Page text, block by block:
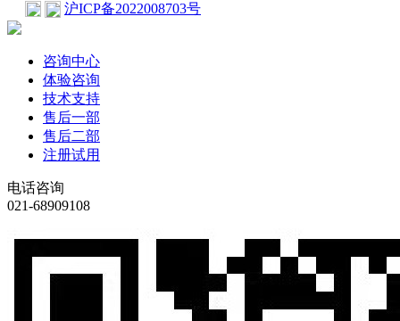
沪ICP备2022008703号
咨询中心
体验咨询
技术支持
售后一部
售后二部
注册试用
电话咨询
021-68909108